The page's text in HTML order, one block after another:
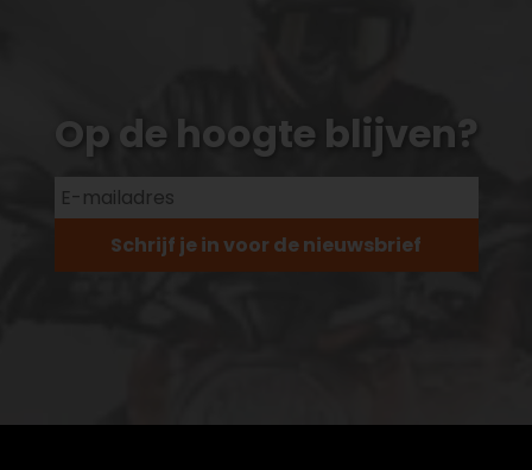
Op de hoogte blijven?
Schrijf je in voor de nieuwsbrief